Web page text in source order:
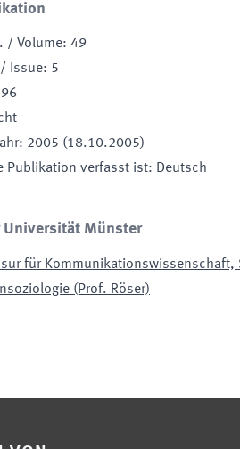
/ Volume: 49
Issue: 5
: 2005 (18.10.2005)
Publikation verfasst ist: Deutsch
Münster
für Kommunikationswissenschaft,
(Prof. Röser)